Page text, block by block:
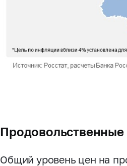
Продовольственные
Общий уровень цен на